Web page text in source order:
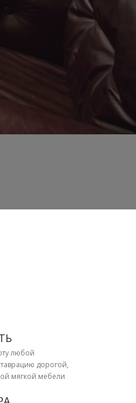
любой
дорогой,
мягкой мебели